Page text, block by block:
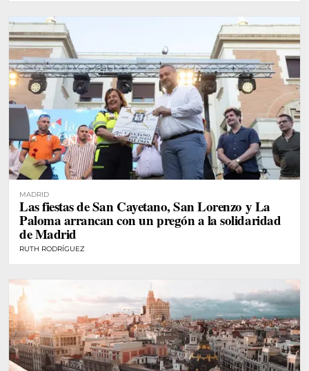
MADRID
Las fiestas de San Cayetano, San Lorenzo y La
Paloma arrancan con un pregón a la solidaridad
de Madrid
RUTH RODRÍGUEZ